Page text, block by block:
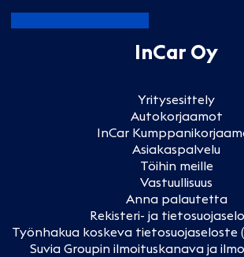
InCar Oy
Yritysesittely
Autokorjaamot
InCar
Asiakaspalvelu
Töihin meille
Vastuullisuus
Anna palautetta
Rekisteri- ja
Työnhakua koskeva tietosuojaseloste
Suvia Groupin ilmoituskanava ja